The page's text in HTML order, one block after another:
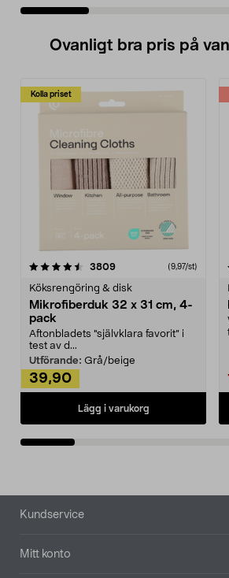
Ovanligt bra pris på
Kolla priset
3809recensioner (9,97/st)
Köksrengöring & disk
Mikrofiberduk 32 x 31 cm, 4-
pack
Aftonbladets "självklara favorit” i
test av d...
Utförande: Grå/beige
39,90
Lägg i varukorg
4.0av 5 stjärnor
Sidfot
Kundservice
Mitt konto